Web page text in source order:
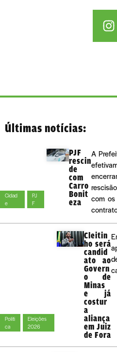
Últimas notícias:
Cidad
e
PJ
F
PJF
rescin
de
com
Carro
Bonit
eza
A
com os
Políti
ca
Eleições
2026
Cleitin
ho será
candid
ato ao
Govern
o de
Minas
e já
costur
a
aliança
em Juiz
de Fora